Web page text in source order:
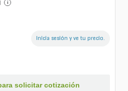
i
Inicia sesión y ve tu precio.
solicitar cotización